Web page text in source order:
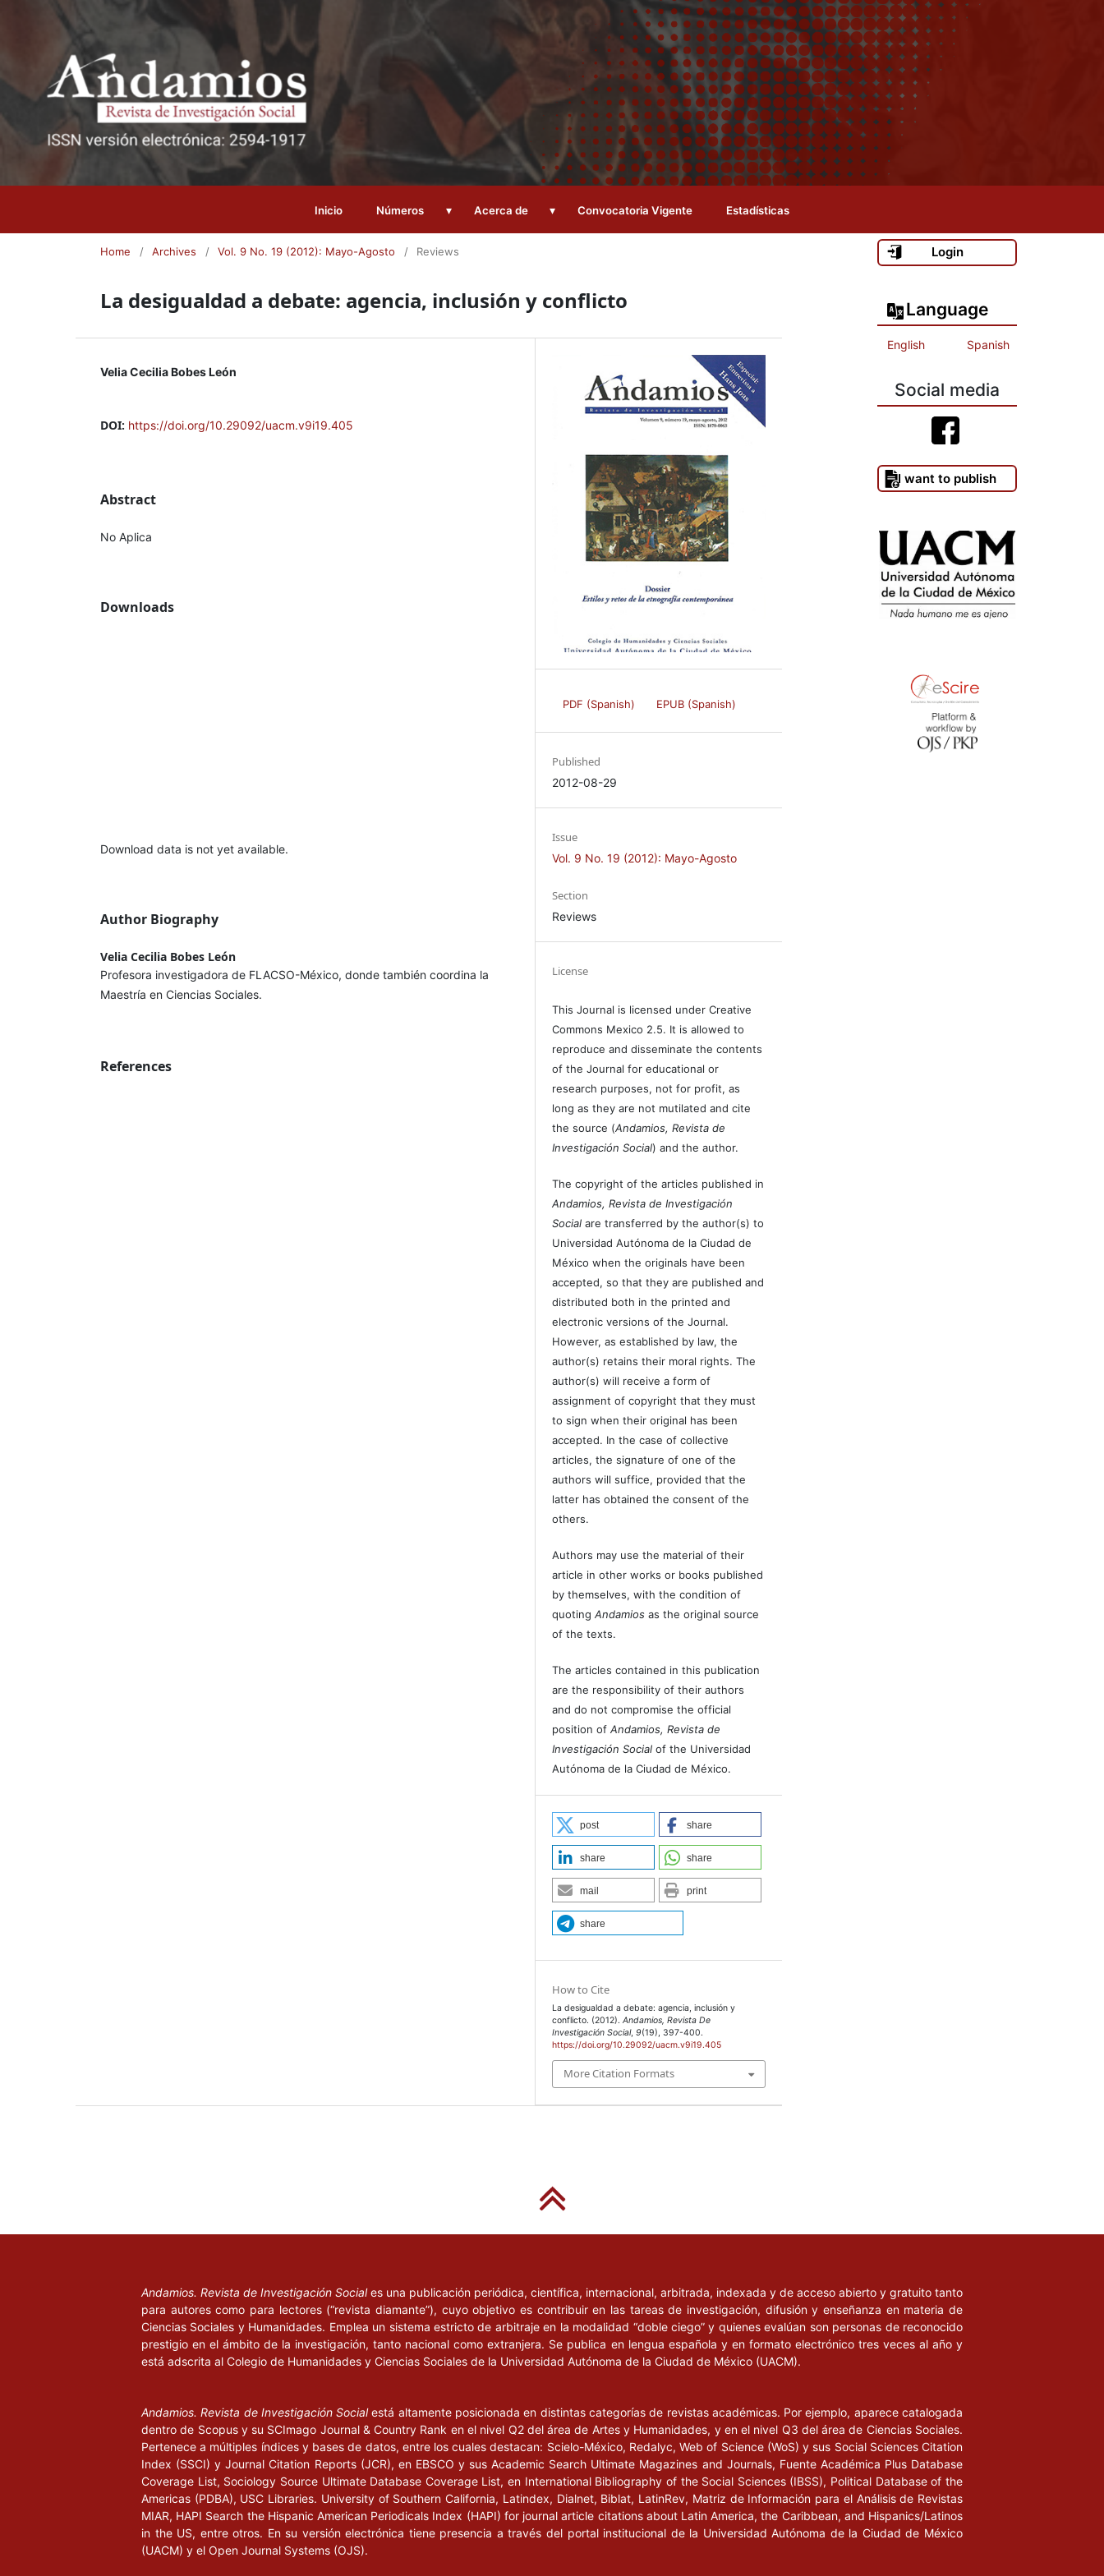
Inicio Números ▾ Acerca de ▾ Convocatoria Vigente Estadísticas
Home / Archives / Vol. 9 No. 19 (2012): Mayo-Agosto / Reviews
La desigualdad a debate: agencia, inclusión y conflicto
Velia Cecilia Bobes León
DOI: https://doi.org/10.29092/uacm.v9i19.405
Abstract
No Aplica
Downloads
Download data is not yet available.
Author Biography
Velia Cecilia Bobes León
Profesora investigadora de FLACSO-México, donde también coordina la
Maestría en Ciencias Sociales.
References
PDF (Spanish) EPUB (Spanish)
Published
2012-08-29
Issue
Vol. 9 No. 19 (2012): Mayo-Agosto
Section
Reviews
License
This Journal is licensed under Creative
Commons Mexico 2.5. It is allowed to
reproduce and disseminate the contents
of the Journal for educational or
research purposes, not for profit, as
long as they are not mutilated and cite
the source (Andamios, Revista de
Investigación Social) and the author.
The copyright of the articles published in
Andamios, Revista de Investigación
Social are transferred by the author(s) to
Universidad Autónoma de la Ciudad de
México when the originals have been
accepted, so that they are published and
distributed both in the printed and
electronic versions of the Journal.
However, as established by law, the
author(s) retains their moral rights. The
author(s) will receive a form of
assignment of copyright that they must
to sign when their original has been
accepted. In the case of collective
articles, the signature of one of the
authors will suffice, provided that the
latter has obtained the consent of the
others.
Authors may use the material of their
article in other works or books published
by themselves, with the condition of
quotingAndamios as the original source
of the texts.
The articles contained in this publication
are the responsibility of their authors
and do not compromise the official
position ofAndamios, Revista de
Investigación Socialof the Universidad
Autónoma de la Ciudad de México.
post share
share share
mail print
share
How to Cite
La desigualdad a debate: agencia, inclusión y
conflicto. (2012).Andamios, Revista De
Investigación Social,9(19), 397-400.
https://doi.org/10.29092/uacm.v9i19.405
More Citation Formats
Login
Language
English Spanish
Social media
I want to publish
Andamios. Revista de Investigación Sociales una publicación periódica, científica, internacional, arbitrada, indexada y de acceso abierto y gratuito tanto
para autores como para lectores (“revista diamante”), cuyo objetivo es contribuir en las tareas de investigación, difusión y enseñanza en materia de
Ciencias Sociales y Humanidades. Emplea un sistema estricto de arbitraje en la modalidad “doble ciego” y quienes evalúan son personas de reconocido
prestigio en el ámbito de la investigación, tanto nacional como extranjera. Se publica en lengua española y en formato electrónico tres veces al año y
está adscrita al Colegio de Humanidades y Ciencias Sociales de la Universidad Autónoma de la Ciudad de México (UACM).
Andamios. Revista de Investigación Socialestá altamente posicionada en distintas categorías de revistas académicas. Por ejemplo, aparece catalogada
dentro de Scopus y su SCImago Journal & Country Rank en el nivel Q2 del área de Artes y Humanidades, y en el nivel Q3 del área de Ciencias Sociales.
Pertenece a múltiples índices y bases de datos, entre los cuales destacan: Scielo-México, Redalyc, Web of Science (WoS) y sus Social Sciences Citation
Index (SSCI) y Journal Citation Reports (JCR), en EBSCO y sus Academic Search Ultimate Magazines and Journals, Fuente Académica Plus Database
Coverage List, Sociology Source Ultimate Database Coverage List, en International Bibliography of the Social Sciences (IBSS), Political Database of the
Americas (PDBA), USC Libraries. University of Southern California, Latindex, Dialnet, Biblat, LatinRev, Matriz de Información para el Análisis de Revistas
MIAR, HAPI Search the Hispanic American Periodicals Index (HAPI) for journal article citations about Latin America, the Caribbean, and Hispanics/Latinos
in the US, entre otros. En su versión electrónica tiene presencia a través del portal institucional de la Universidad Autónoma de la Ciudad de México
(UACM) y el Open Journal Systems (OJS).